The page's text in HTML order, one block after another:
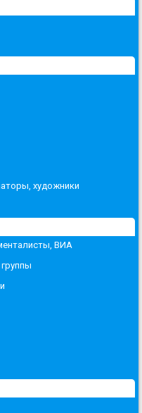
художники
ВИА